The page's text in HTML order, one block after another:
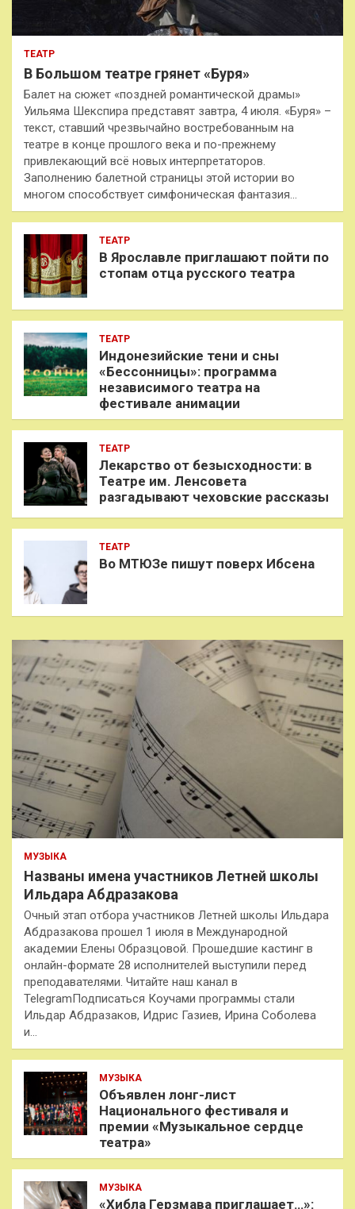
ТЕАТР
В Большом театре грянет «Буря»
Балет на сюжет «поздней романтической драмы»
Уильяма Шекспира представят завтра, 4 июля. «Буря» –
текст, ставший чрезвычайно востребованным на
театре в конце прошлого века и по-прежнему
привлекающий всё новых интерпретаторов.
Заполнению балетной страницы этой истории во
многом способствует симфоническая фантазия…
ТЕАТР
В Ярославле приглашают пойти по
стопам отца русского театра
ТЕАТР
Индонезийские тени и сны
«Бессонницы»: программа
независимого театра на
фестивале анимации
ТЕАТР
Лекарство от безысходности: в
Театре им. Ленсовета
разгадывают чеховские рассказы
ТЕАТР
Во МТЮЗе пишут поверх Ибсена
МУЗЫКА
Названы имена участников Летней школы
Ильдара Абдразакова
Очный этап отбора участников Летней школы Ильдара
Абдразакова прошел 1 июля в Международной
академии Елены Образцовой. Прошедшие кастинг в
онлайн-формате 28 исполнителей выступили перед
преподавателями. Читайте наш канал в
TelegramПодписаться Коучами программы стали
Ильдар Абдразаков, Идрис Газиев, Ирина Соболева
и…
МУЗЫКА
Объявлен лонг-лист
Национального фестиваля и
премии «Музыкальное сердце
театра»
МУЗЫКА
«Хибла Герзмава приглашает…»: